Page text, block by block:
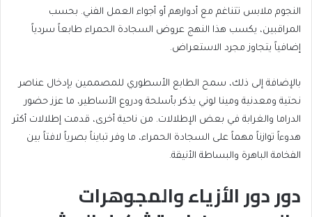
النجوم ملابس تتناغم مع أدوارهم أو أجواء العمل الفني. بحسب
المراقبين، يكسب هذا النهج عروض السجادة الحمراء طابعاً سردياً
إضافياً يتجاوز مجرد الاستعراض.
بالإضافة إلى ذلك، سمح الطابع الأسطوري للمصممين بإدخال عناصر
نحتية ومعدنية ومينا لوني يذكر بأسلحة ودروع الأساطير، ما عزز حضور
الدراما والغرابة في بعض الإطلالات. من ناحية أخرى، قدمت إطلالات أكثر
هدوءاً توازناً مهماً على السجادة الحمراء، ما وفر تبايناً بصرياً لافتاً بين
الفخامة الباهرة والبساطة الأنيقة.
دور دور الأزياء والمجوهرات